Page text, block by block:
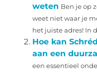
weten Ben je op
weet niet waar je
het juiste adres! In
Hoe kan
aan een
een essentieel